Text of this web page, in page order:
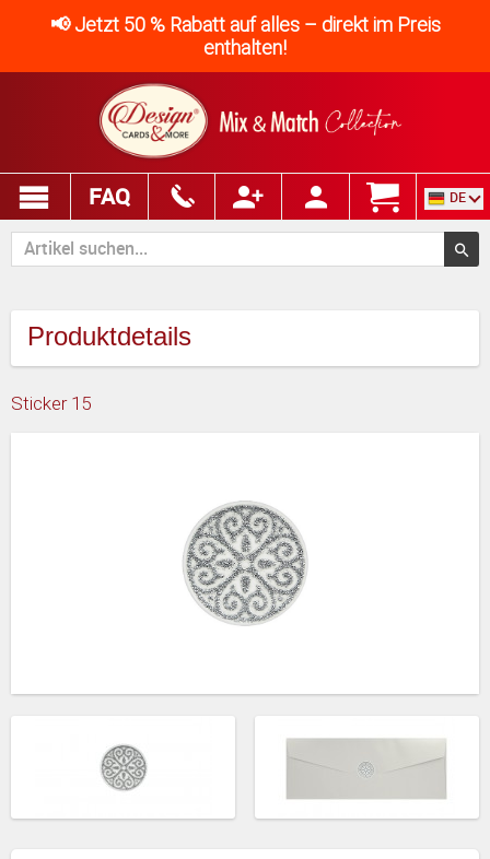
📢 Jetzt 50 % Rabatt auf alles – direkt im Preis
enthalten!
FAQ DE
Produktdetails
Sticker 15